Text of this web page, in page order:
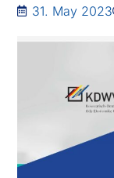
31. May 2023